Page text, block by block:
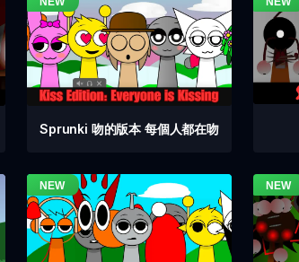
Sprunki 吻的版本 每個人都在吻